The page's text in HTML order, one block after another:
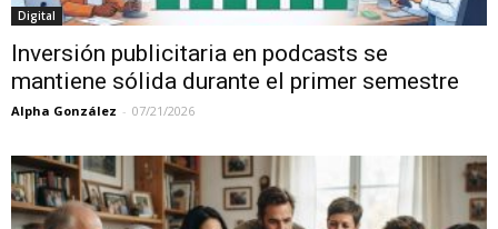
Digital
Inversión publicitaria en podcasts se
mantiene sólida durante el primer semestre
Alpha González - 07/21/2026